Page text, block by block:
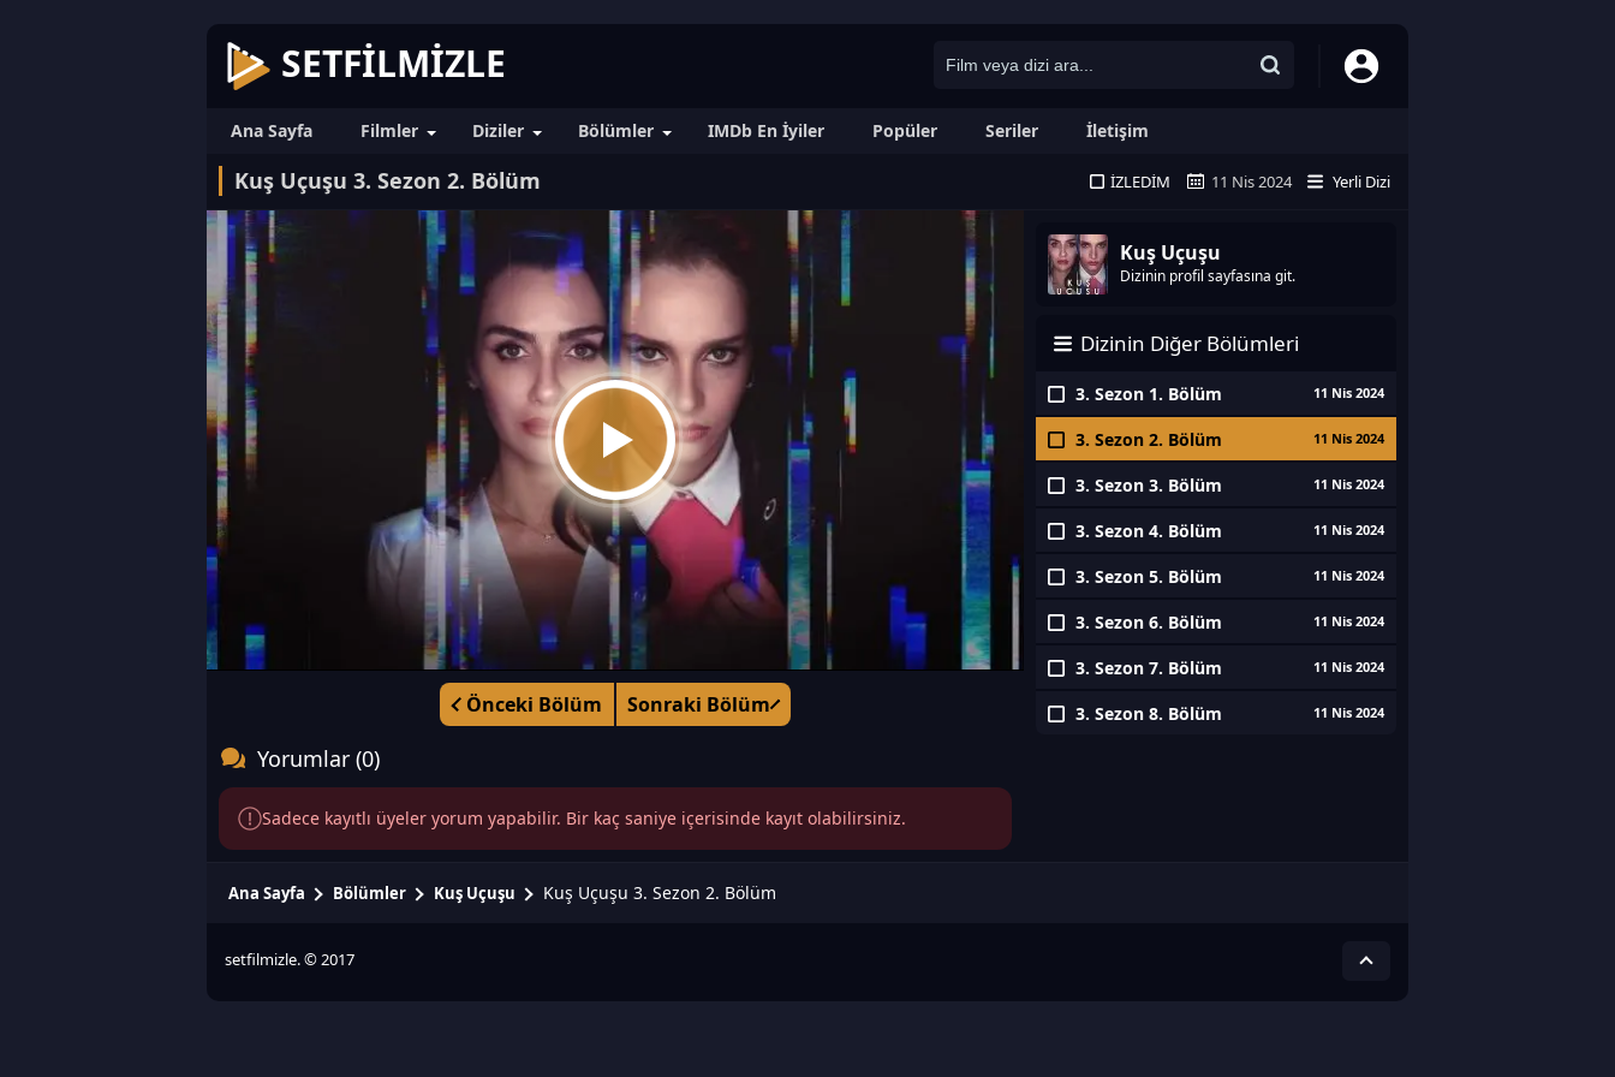
SETFILMIZLE
Ana Sayfa Filmler Diziler Bölümler IMDb En İyiler Popüler Seriler İletişim
Kuş Uçuşu 3. Sezon 2. Bölüm İZLEDIM 11 Nis 2024 Yerli Dizi
Önceki Bölüm Sonraki Bölüm
Kuş Uçuşu
Dizinin profil sayfasına git.
Dizinin Diğer Bölümleri
3. Sezon 1. Bölüm 11 Nis 2024
3. Sezon 2. Bölüm 11 Nis 2024
3. Sezon 3. Bölüm 11 Nis 2024
3. Sezon 4. Bölüm 11 Nis 2024
3. Sezon 5. Bölüm 11 Nis 2024
3. Sezon 6. Bölüm 11 Nis 2024
3. Sezon 7. Bölüm 11 Nis 2024
3. Sezon 8. Bölüm 11 Nis 2024
Yorumlar (0)
Sadece kayıtlı üyeler yorum yapabilir. Bir kaç saniye içerisinde kayıt olabilirsiniz.
Ana Sayfa Bölümler Kuş Uçuşu Kuş Uçuşu 3. Sezon 2. Bölüm
setfilmizle. © 2017